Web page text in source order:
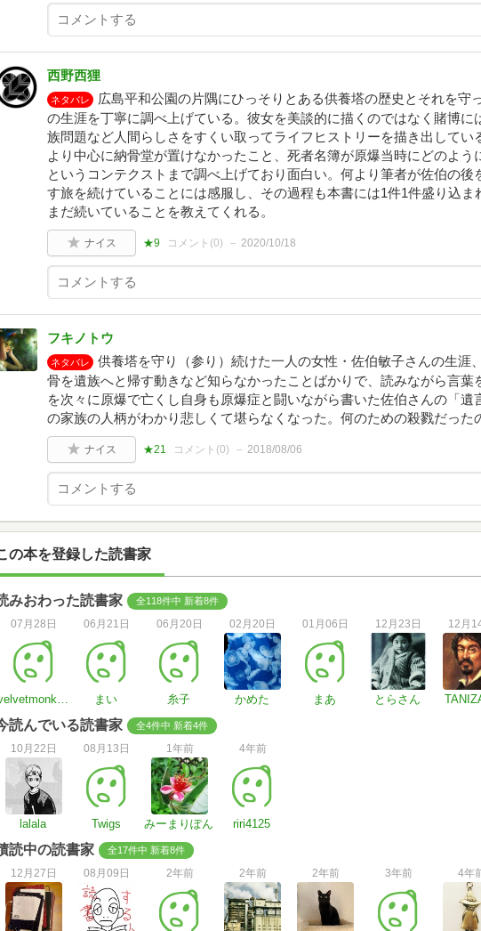
西野西狸
ネタバレ
広島平和公園の片隅にひっそりとある供養塔の歴史とそれを守
の生涯を丁寧に調べ上げている。彼女を美談的に描くのではなく賭博に
族問題など人間らしさをすくい取ってライフヒストリーを描き出してい
より中心に納骨堂が置けなかったこと、死者名簿が原爆当時にどのよう
というコンテクストまで調べ上げており面白い。何より筆者が佐伯の後
す旅を続けていることには感服し、その過程も本書には1件1件盛り込ま
まだ続いていることを教えてくれる。
ナイス ★9 コメント(0) 2020/10/18
フキノトウ
ネタバレ
供養塔を守り（参り）続けた一人の女性・佐伯敏子さんの生涯
骨を遺族へと帰す動きなど知らなかったことばかりで、読みながら言葉
を次々に原爆で亡くし自身も原爆症と闘いながら書いた佐伯さんの「遺
の家族の人柄がわかり悲しくて堪らなくなった。何のための殺戮だった
ナイス ★21 コメント(0) 2018/08/06
の本を登録した読書家
みおわった読書家 全118件中 新着8件
07月28日
velvetmonk_pma
06月21日
まい
06月20日
糸子
02月20日
かめた
01月06日
まあ
12月23日
とらさん
12月
読んでいる読書家 全4件中 新着4件
10月22日
lalala
08月13日
Twigs
1年前
みーまりぽん
4年前
riri4125
読中の読書家 全17件中 新着8件
12月27日 08月09日 2年前 2年前 2年前 3年前 4年